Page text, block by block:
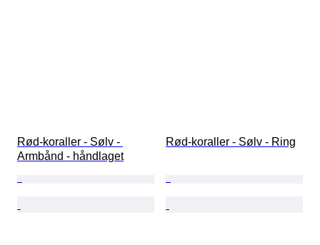
Rød-koraller - Sølv -
Armbånd - håndlaget
Rød-koraller - Sølv - Ring